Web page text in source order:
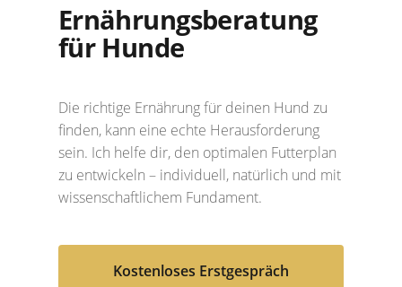
Ernährungsberatung
für Hunde
Die richtige Ernährung für deinen Hund zu
finden, kann eine echte Herausforderung
sein. Ich helfe dir, den optimalen Futterplan
zu entwickeln – individuell, natürlich und mit
wissenschaftlichem Fundament.
Kostenloses Erstgespräch